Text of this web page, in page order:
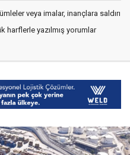
veya imalar, inançlara saldırı
harflerle yazılmış yorumlar